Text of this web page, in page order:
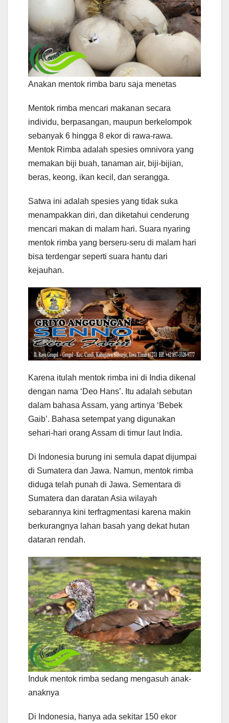
Anakan mentok rimba baru saja menetas
Mentok rimba mencari makanan secara
individu, berpasangan, maupun berkelompok
sebanyak 6 hingga 8 ekor di rawa-rawa.
Mentok Rimba adalah spesies omnivora yang
memakan biji buah, tanaman air, biji-bijian,
beras, keong, ikan kecil, dan serangga.
Satwa ini adalah spesies yang tidak suka
menampakkan diri, dan diketahui cenderung
mencari makan di malam hari. Suara nyaring
mentok rimba yang berseru-seru di malam hari
bisa terdengar seperti suara hantu dari
kejauhan.
Karena itulah mentok rimba ini di India dikenal
dengan nama ‘Deo Hans’. Itu adalah sebutan
dalam bahasa Assam, yang artinya ‘Bebek
Gaib’. Bahasa setempat yang digunakan
sehari-hari orang Assam di timur laut India.
Di Indonesia burung ini semula dapat dijumpai
di Sumatera dan Jawa. Namun, mentok rimba
diduga telah punah di Jawa. Sementara di
Sumatera dan daratan Asia wilayah
sebarannya kini terfragmentasi karena makin
berkurangnya lahan basah yang dekat hutan
dataran rendah.
Induk mentok rimba sedang mengasuh anak-
anaknya
Di Indonesia, hanya ada sekitar 150 ekor